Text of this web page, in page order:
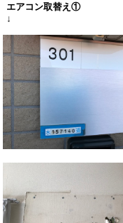
エアコン取替え①
↓